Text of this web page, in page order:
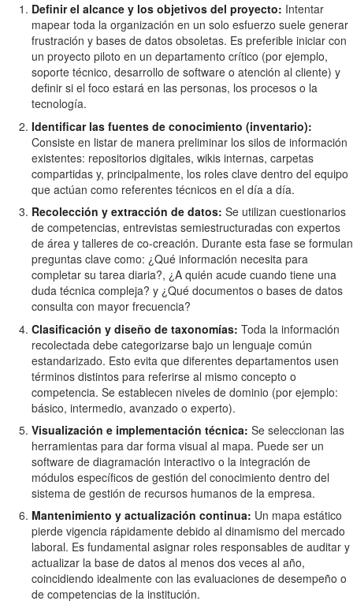
Definir el alcance y los objetivos del proyecto: Intentar
mapear toda la organización en un solo esfuerzo suele generar
frustración y bases de datos obsoletas. Es preferible iniciar con
un proyecto piloto en un departamento crítico (por ejemplo,
soporte técnico, desarrollo de software o atención al cliente) y
definir si el foco estará en las personas, los procesos o la
tecnología.
Identificar las fuentes de conocimiento (inventario):
Consiste en listar de manera preliminar los silos de información
existentes: repositorios digitales, wikis internas, carpetas
compartidas y, principalmente, los roles clave dentro del equipo
que actúan como referentes técnicos en el día a día.
Recolección y extracción de datos: Se utilizan cuestionarios
de competencias, entrevistas semiestructuradas con expertos
de área y talleres de co-creación. Durante esta fase se formulan
preguntas clave como: ¿Qué información necesita para
completar su tarea diaria?, ¿A quién acude cuando tiene una
duda técnica compleja? y ¿Qué documentos o bases de datos
consulta con mayor frecuencia?
Clasificación y diseño de taxonomías: Toda la información
recolectada debe categorizarse bajo un lenguaje común
estandarizado. Esto evita que diferentes departamentos usen
términos distintos para referirse al mismo concepto o
competencia. Se establecen niveles de dominio (por ejemplo:
básico, intermedio, avanzado o experto).
Visualización e implementación técnica: Se seleccionan las
herramientas para dar forma visual al mapa. Puede ser un
software de diagramación interactivo o la integración de
módulos específicos de gestión del conocimiento dentro del
sistema de gestión de recursos humanos de la empresa.
Mantenimiento y actualización continua: Un mapa estático
pierde vigencia rápidamente debido al dinamismo del mercado
laboral. Es fundamental asignar roles responsables de auditar y
actualizar la base de datos al menos dos veces al año,
coincidiendo idealmente con las evaluaciones de desempeño o
de competencias de la institución.